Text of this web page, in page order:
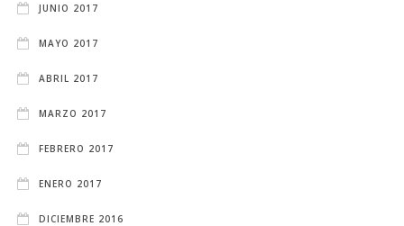
JUNIO 2017
MAYO 2017
ABRIL 2017
MARZO 2017
FEBRERO 2017
ENERO 2017
DICIEMBRE 2016